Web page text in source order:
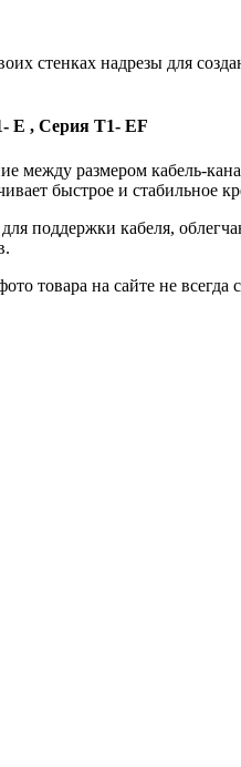
стенках надрезы для
Е , Серия Т1- ЕF
размером кабель-
быстрое и стабильное
поддержки кабеля,
товара на сайте не